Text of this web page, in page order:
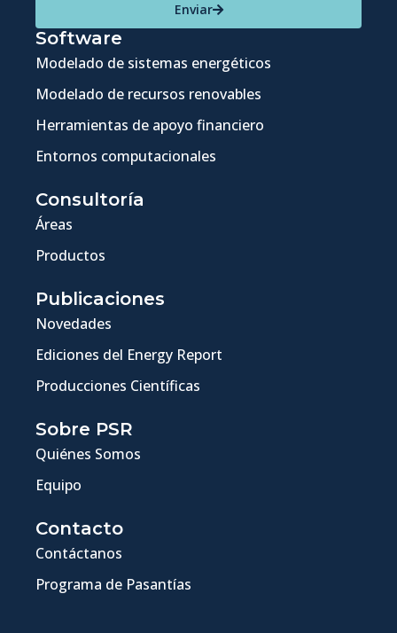
Enviar
Software
Modelado de sistemas energéticos
Modelado de recursos renovables
Herramientas de apoyo financiero
Entornos computacionales
Consultoría
Áreas
Productos
Publicaciones
Novedades
Ediciones del Energy Report
Producciones Científicas
Sobre PSR
Quiénes Somos
Equipo
Contacto
Contáctanos
Programa de Pasantías